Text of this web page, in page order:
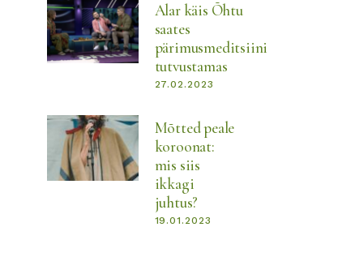
Alar käis Õhtu
saates
pärimusmeditsiini
tutvustamas
27.02.2023
Mõtted peale
koroonat:
mis siis
ikkagi
juhtus?
19.01.2023